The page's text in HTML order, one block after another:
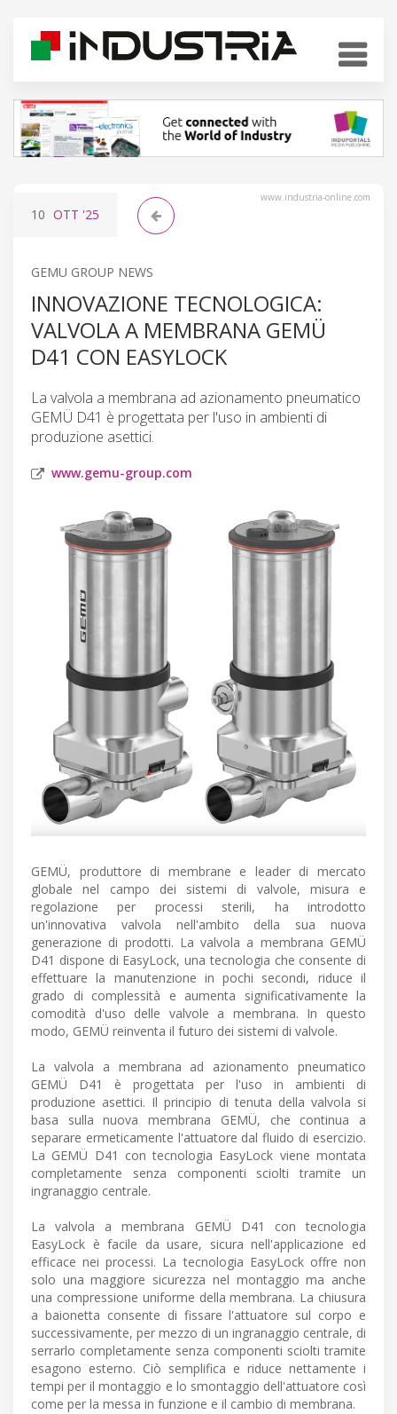
www.industria-online.com
10 OTT '25
GEMU GROUP NEWS
INNOVAZIONE TECNOLOGICA:
VALVOLA A MEMBRANA GEMÜ
D41 CON EASYLOCK
La valvola a membrana ad azionamento pneumatico
GEMÜ D41 è progettata per l'uso in ambienti di
produzione asettici.
www.gemu-group.com
GEMÜ, produttore di membrane e leader di mercato
globale nel campo dei sistemi di valvole, misura e
regolazione per processi sterili, ha introdotto
un'innovativa valvola nell'ambito della sua nuova
generazione di prodotti. La valvola a membrana GEMÜ
D41 dispone di EasyLock, una tecnologia che consente di
effettuare la manutenzione in pochi secondi, riduce il
grado di complessità e aumenta significativamente la
comodità d'uso delle valvole a membrana. In questo
modo, GEMÜ reinventa il futuro dei sistemi di valvole.
La valvola a membrana ad azionamento pneumatico
GEMÜ D41 è progettata per l'uso in ambienti di
produzione asettici. Il principio di tenuta della valvola si
basa sulla nuova membrana GEMÜ, che continua a
separare ermeticamente l'attuatore dal fluido di esercizio.
La GEMÜ D41 con tecnologia EasyLock viene montata
completamente senza componenti sciolti tramite un
ingranaggio centrale.
La valvola a membrana GEMÜ D41 con tecnologia
EasyLock è facile da usare, sicura nell'applicazione ed
efficace nei processi. La tecnologia EasyLock offre non
solo una maggiore sicurezza nel montaggio ma anche
una compressione uniforme della membrana. La chiusura
a baionetta consente di fissare l'attuatore sul corpo e
successivamente, per mezzo di un ingranaggio centrale, di
serrarlo completamente senza componenti sciolti tramite
esagono esterno. Ciò semplifica e riduce nettamente i
tempi per il montaggio e lo smontaggio dell'attuatore così
come per la messa in funzione e il cambio di membrana.